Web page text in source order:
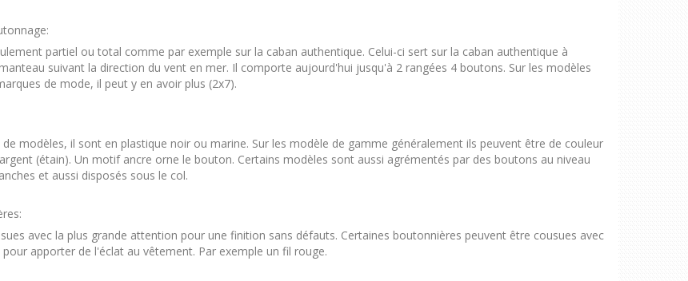
partiel ou total comme par exemple sur la caban authentique. Celui-ci sert sur la caban authentique à
suivant la direction du vent en mer. Il comporte aujourd'hui jusqu'à 2 rangées 4 boutons. Sur les modèles
de mode, il peut y en avoir plus (2x7).
de modèles, il sont en plastique noir ou marine. Sur les modèle de gamme généralement ils peuvent être de couleur
(étain). Un motif ancre orne le bouton. Certains modèles sont aussi agrémentés par des boutons au niveau
et aussi disposés sous le col.
avec la plus grande attention pour une finition sans défauts. Certaines boutonnières peuvent être cousues avec
apporter de l'éclat au vêtement. Par exemple un fil rouge.